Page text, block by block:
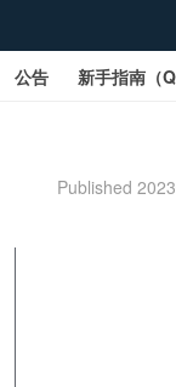
sd敢达ol_sd敢
公告 新手指南（
网页商城文字版
Published